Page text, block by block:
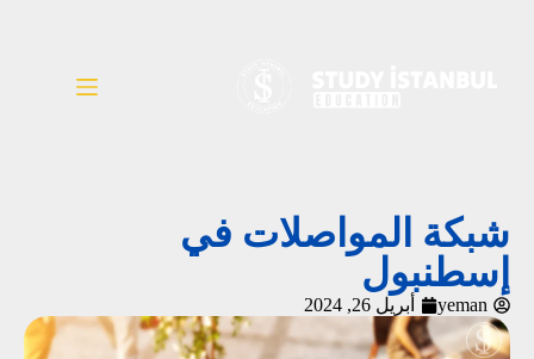
شبكة المواصلات في
إسطنبول
yeman أبريل 26, 2024